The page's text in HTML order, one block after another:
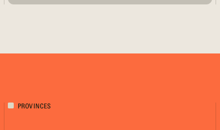
PROVINCES